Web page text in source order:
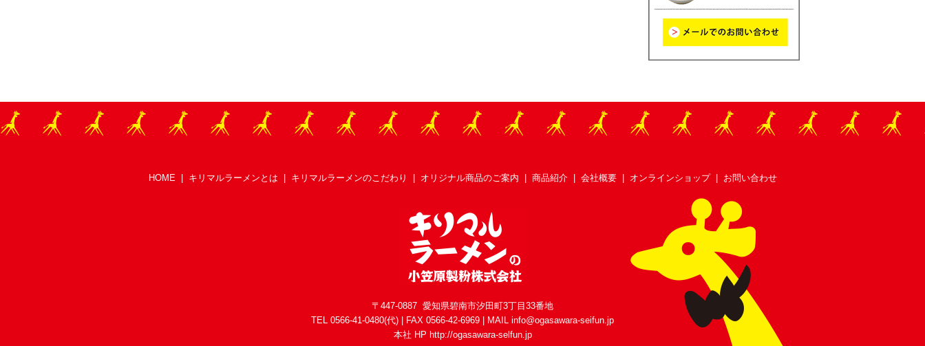
HOME キリマルラーメンとは キリマルラーメンのこだわり オリジナル商品のご案内 商品紹介 会社概要 オンラインショップ お問い合わせ
〒447-0887 愛知県碧南市汐田町3丁目33番地
TEL 0566-41-0480(代) | FAX 0566-42-6969 | MAIL info@ogasawara-seifun.jp
本社 HP http://ogasawara-selfun.jp